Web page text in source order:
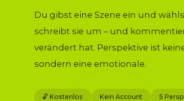
Du gibst eine Szene ein und
schreibt sie um – und
verändert hat. Perspektive ist
sondern eine emotionale.
🔓 Kostenlos Kein Account 5